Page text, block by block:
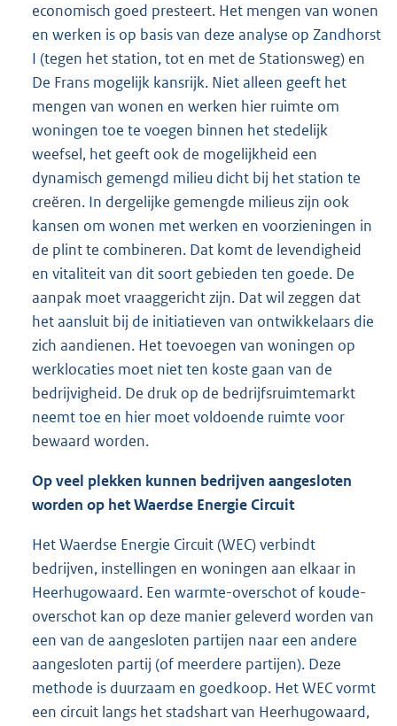
economisch goed presteert. Het mengen van wonen
en werken is op basis van deze analyse op Zandhorst
I (tegen het station, tot en met de Stationsweg) en
De Frans mogelijk kansrijk. Niet alleen geeft het
mengen van wonen en werken hier ruimte om
woningen toe te voegen binnen het stedelijk
weefsel, het geeft ook de mogelijkheid een
dynamisch gemengd milieu dicht bij het station te
creëren. In dergelijke gemengde milieus zijn ook
kansen om wonen met werken en voorzieningen in
de plint te combineren. Dat komt de levendigheid
en vitaliteit van dit soort gebieden ten goede. De
aanpak moet vraaggericht zijn. Dat wil zeggen dat
het aansluit bij de initiatieven van ontwikkelaars die
zich aandienen. Het toevoegen van woningen op
werklocaties moet niet ten koste gaan van de
bedrijvigheid. De druk op de bedrijfsruimtemarkt
neemt toe en hier moet voldoende ruimte voor
bewaard worden.
Op veel plekken kunnen bedrijven aangesloten
worden op hetWaerdse Energie Circuit
Het Waerdse Energie Circuit (WEC) verbindt
bedrijven, instellingen en woningen aan elkaar in
Heerhugowaard. Een warmte-overschot of koude-
overschot kan op deze manier geleverd worden van
een van de aangesloten partijen naar een andere
aangesloten partij (of meerdere partijen). Deze
methode is duurzaam en goedkoop. Het WEC vormt
een circuit langs het stadshart van Heerhugowaard,